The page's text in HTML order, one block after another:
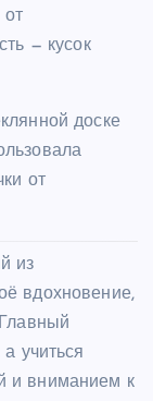
— кусок
доске
от
из
вдохновение,
учиться
и вниманием к